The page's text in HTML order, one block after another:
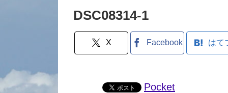
DSC08314-1
X Facebook はて
Pocket